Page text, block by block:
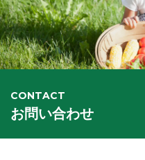
CONTACT
お問い合わせ